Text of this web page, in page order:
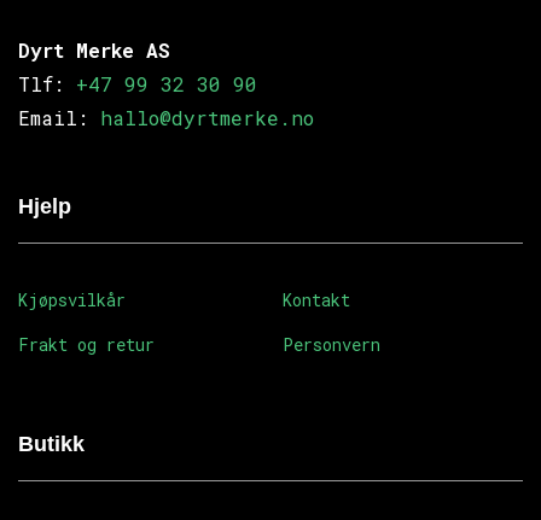
Dyrt Merke AS
Tlf: +47 99 32 30 90
Email: hallo@dyrtmerke.no
Hjelp
Kjøpsvilkår
Frakt og retur
Kontakt
Personvern
Butikk